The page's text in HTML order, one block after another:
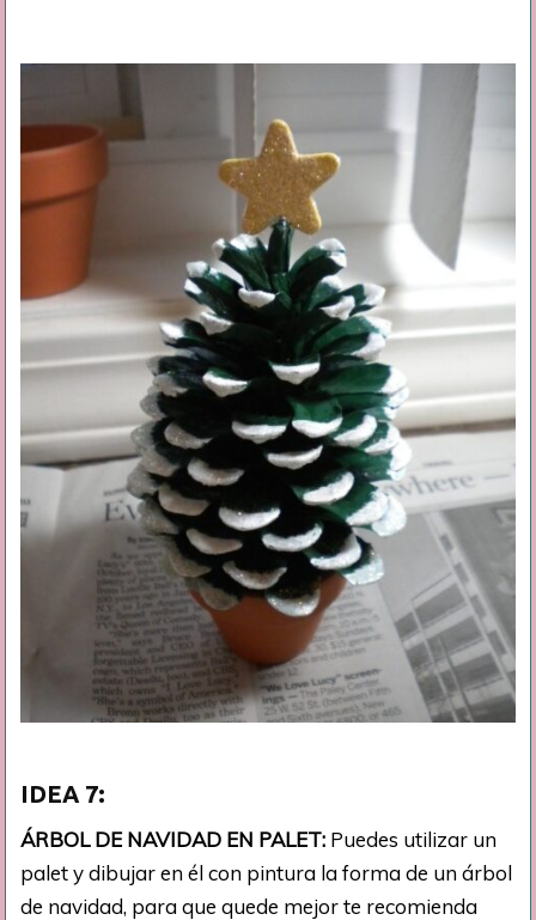
IDEA 7:
ÁRBOL DE NAVIDAD EN PALET: Puedes utilizar un
palet y dibujar en él con pintura la forma de un árbol
de navidad, para que quede mejor te recomienda